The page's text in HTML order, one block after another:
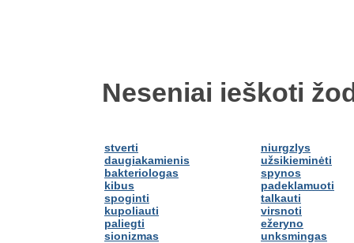
Neseniai ieškoti
stverti
daugiakamienis
bakteriologas
kibus
spoginti
kupoliauti
paliegti
sionizmas
niurgzlys
užsikieminėti
spynos
padeklamuoti
talkauti
virsnoti
ežeryno
unksmingas